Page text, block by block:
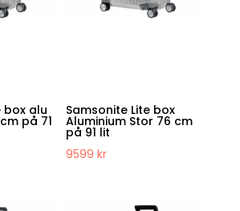
box alu
på 71
Samsonite Lite box
Aluminium Stor 76 cm
på 91 lit
9599kr